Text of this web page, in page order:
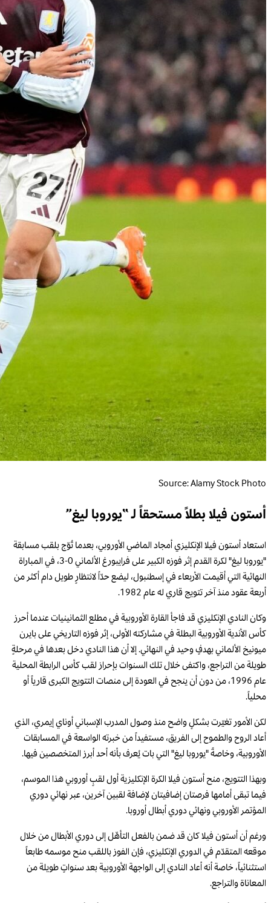
Source: Alamy Stock Photo
أستون فيلا بطلاً مستحقاً لـ “يوروبا ليغ”
استعاد أستون فيلا الإنكليزي أمجاد الماضي الأوروبي، بعدما تُوّج بلقب مسابقة
"يوروبا ليغ" لكرة القدم إثر فوزه الكبير على فرايبورغ الألماني 0-3، في المباراة
النهائية التي أقيمت الأربعاء في إسطنبول، ليضع حدّاً لانتظارٍ طويل دام أكثر من
أربعة عقود منذ آخر تتويج قاري له عام 1982.
وكان النادي الإنكليزي قد فاجأ القارة الأوروبية في مطلع الثمانينيات عندما أحرز
كأس الأندية الأوروبية البطلة في مشاركته الأولى، إثر فوزه التاريخي على بايرن
ميونيخ الألماني بهدفٍ وحيد في النهائي. إلا أن هذا النادي دخل بعدها في مرحلةٍ
طويلة من التراجع، واكتفى خلال تلك السنوات بإحراز لقب كأس الرابطة المحلية
عام 1996، من دون أن ينجح في العودة إلى منصات التتويج الكبرى قارياً أو
محلياً.
لكن الأمور تغيّرت بشكلٍ واضح منذ وصول المدرب الإسباني أوناي إيمري، الذي
أعاد الروح والطموح إلى الفريق، مستفيداً من خبرته الواسعة في المسابقات
الأوروبية، وخاصةً "يوروبا ليغ" التي بات يُعرف بأنه أحد أبرز المتخصصين فيها.
وبهذا التتويج، منح أستون فيلا الكرة الإنكليزية أول لقبٍ أوروبي هذا الموسم،
فيما تبقى أمامها فرصتان إضافيتان لإضافة لقبين آخرين، عبر نهائي دوري
المؤتمر الأوروبي ونهائي دوري أبطال أوروبا.
ورغم أن أستون فيلا كان قد ضمن بالفعل التأهّل إلى دوري الأبطال من خلال
موقعه المتقدّم في الدوري الإنكليزي، فإن الفوز باللقب منح موسمه طابعاً
استثنائياً، خاصة أنه أعاد النادي إلى الواجهة الأوروبية بعد سنواتٍ طويلة من
المعاناة والتراجع.